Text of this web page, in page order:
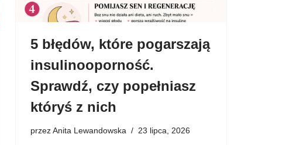
5 błędów, które pogarszają
insulinooporność.
Sprawdź, czy popełniasz
któryś z nich
przezAnita Lewandowska 23 lipca, 2026